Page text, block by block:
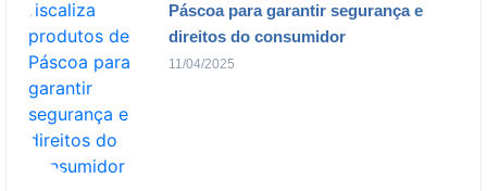
Páscoa para garantir segurança e
direitos do consumidor
11/04/2025